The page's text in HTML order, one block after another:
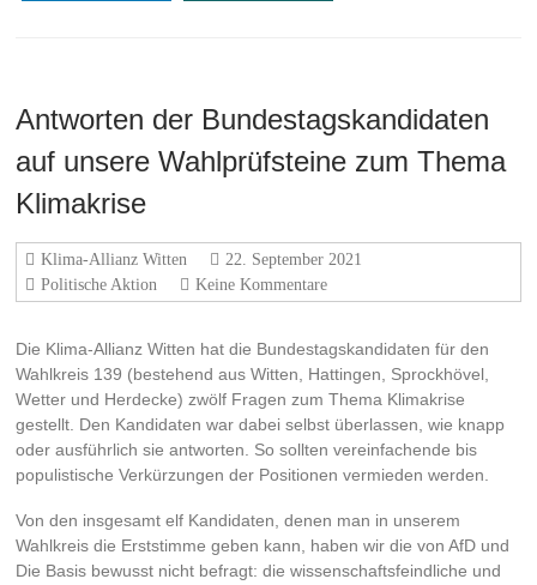
Antworten der Bundestagskandidaten
auf unsere Wahlprüfsteine zum Thema
Klimakrise
Klima-Allianz Witten
22. September 2021
Politische Aktion
Keine Kommentare
Die Klima-Allianz Witten hat die Bundestagskandidaten für den
Wahlkreis 139 (bestehend aus Witten, Hattingen, Sprockhövel,
Wetter und Herdecke) zwölf Fragen zum Thema Klimakrise
gestellt. Den Kandidaten war dabei selbst überlassen, wie knapp
oder ausführlich sie antworten. So sollten vereinfachende bis
populistische Verkürzungen der Positionen vermieden werden.
Von den insgesamt elf Kandidaten, denen man in unserem
Wahlkreis die Erststimme geben kann, haben wir die von AfD und
Die Basis bewusst nicht befragt: die wissenschaftsfeindliche und